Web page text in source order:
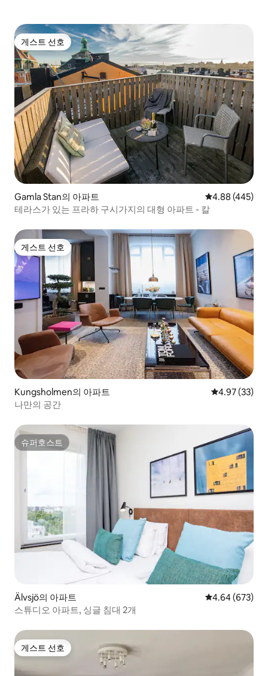
게스트 선호
게스트 선호
Gamla Stan의 아파트 평점 4.88점(5
4.88 (445)
테라스가 있는 프라하 구시가지의 대형 아파트 - 칼
게스트 선호
게스트 선호
Kungsholmen의 아파트 평점 4.97점(5
4.97 (33)
나만의 공간
슈퍼호스트
슈퍼호스트
Älvsjö의 아파트 평점 4.64점(5
4.64 (673)
스튜디오 아파트, 싱글 침대 2개
게스트 선호
게스트 선호